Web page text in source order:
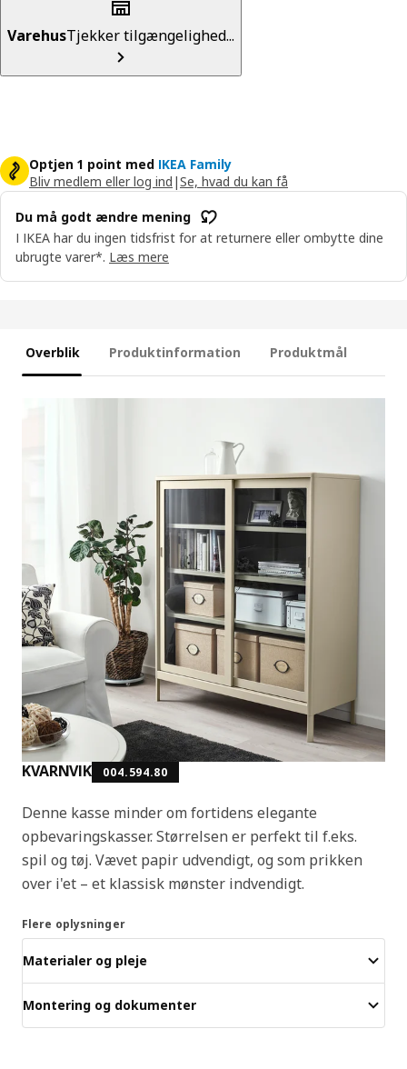
VarehusTjekker tilgængelighed...
Optjen 1 point med IKEA Family
Bliv medlem eller log ind |Se, hvad du kan få
Du må godt ændre mening
I IKEA har du ingen tidsfrist for at returnere eller ombytte dine
ubrugte varer*. Læs mere
Overblik Produktinformation Produktmål
KVARNVIK 004.594.80
Denne kasse minder om fortidens elegante
opbevaringskasser. Størrelsen er perfekt til f.eks.
spil og tøj. Vævet papir udvendigt, og som prikken
over i'et – et klassisk mønster indvendigt.
Flere oplysninger
Materialer og pleje
Montering og dokumenter